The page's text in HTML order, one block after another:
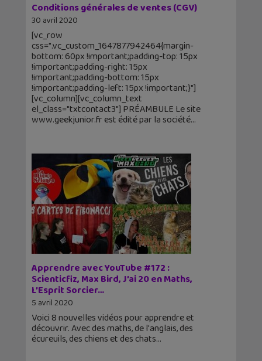
Conditions générales de ventes (CGV)
30 avril 2020
[vc_row
css=".vc_custom_1647877942464{margin-
bottom: 60px !important;padding-top: 15px
!important;padding-right: 15px
!important;padding-bottom: 15px
!important;padding-left: 15px !important;}"]
[vc_column][vc_column_text
el_class="txtcontact3"] PRÉAMBULE Le site
www.geekjunior.fr est édité par la société
Apprendre avec YouTube #172 :
Scienticfiz, Max Bird, J’ai 20 en Maths,
L’Esprit Sorcier…
5 avril 2020
Voici 8 nouvelles vidéos pour apprendre et
découvrir. Avec des maths, de l'anglais, des
écureuils, des chiens et des chats